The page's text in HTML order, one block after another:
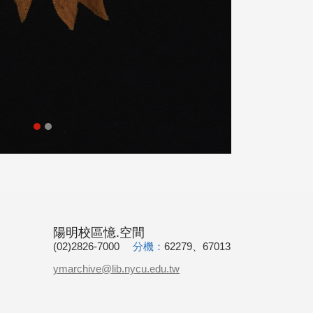
陽明校區憶.空間
(02)2826-7000 分機： 62279、67013
ymarchive@lib.nycu.edu.tw